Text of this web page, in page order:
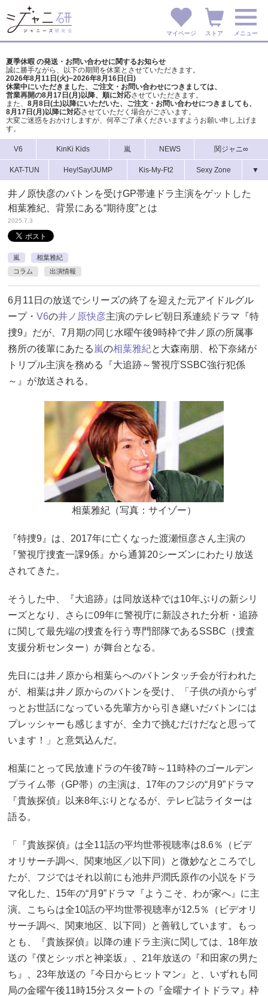
マイページ ストア メニュー
夏季休暇 の発送・お問い合わせに関するお知らせ
誠に勝手ながら、以下の期間を休業とさせていただきます。
2026年8月11日(火)~2026年8月16日(日)
休業中にいただきました、ご注文・お問い合わせにつきましては、
営業再開の8月17日(月)以降、順に対応させていただきます。
また、 8月8日(土)以降にいただいた、ご注文・ お問い合わせにつきましても、
8月17日(月)以降に対応させていただく場合がございます。
大変ご迷惑をおかけしますが、 何卒ご了承くださいますようお願い申し上げま
す。
V6 KinKi Kids 嵐 NEWS 関ジャニ∞
KAT-TUN Hey!Say!JUMP Kis-My-Ft2 Sexy Zone ▼
井ノ原快彦のバトンを受けGP帯連ドラ主演をゲットした
相葉雅紀、背景にある“期待度”とは
2025.7.3
嵐
相葉雅紀
コラム
出演情報
6月11日の放送でシリーズの終了を迎えた元アイドルグル
ープ・ V6の井ノ原快彦主演のテレビ朝日系連続ドラマ『特
捜9』だが、7月期の同じ水曜午後9時枠で井ノ原の所属事
務所の後輩にあたる 嵐の相葉雅紀と大森南朋、松下奈緒が
トリプル主演を務める『大追跡～警視庁SSBC強行犯係
～』が放送される。
相葉雅紀（写真：サイゾー）
『特捜9』は、2017年に亡くなった渡瀬恒彦さん主演の
『警視庁捜査一課9係』から通算20シーズンにわたり放送
されてきた。
そうした中、『大追跡』は同放送枠では10年ぶりの新シリ
ーズとなり、さらに09年に警視庁に新設された分析・追跡
に関して最先端の捜査を行う専門部隊であるSSBC（捜査
支援分析センター）が舞台となる。
先日には井ノ原から相葉らへのバトンタッチ会が行われた
が、相葉は井ノ原からのバトンを受け、「子供の頃からず
っとお世話になっている先輩方から引き継いだバトンには
プレッシャーも感じますが、全力で挑むだけだなと思って
います！」と意気込んだ。
相葉にとって民放連ドラの午後7時～11時枠のゴールデン
プライム帯（GP帯）の主演は、17年のフジの“月9”ドラマ
『貴族探偵』以来8年ぶりとなるが、テレビ誌ライターは
語る。
「『貴族探偵』は全11話の平均世帯視聴率は8.6％（ビデ
オリサーチ調べ、関東地区／以下同）と微妙なところでし
たが、フジではそれ以前にも池井戸潤氏原作の小説をドラ
マ化した、15年の“月9”ドラマ『ようこそ、わが家へ』に主
演。こちらは全10話の平均世帯視聴率が12.5％（ビデオリ
サーチ調べ、関東地区、以下同）と善戦しています。もっ
とも、『貴族探偵』以降の連ドラ主演に関しては、18年放
送の『僕とシッポと神楽坂』、21年放送の『和田家の男た
ち』、23年放送の『今日からヒットマン』と、いずれも同
局の金曜午後11時15分スタートの『金曜ナイトドラマ』枠